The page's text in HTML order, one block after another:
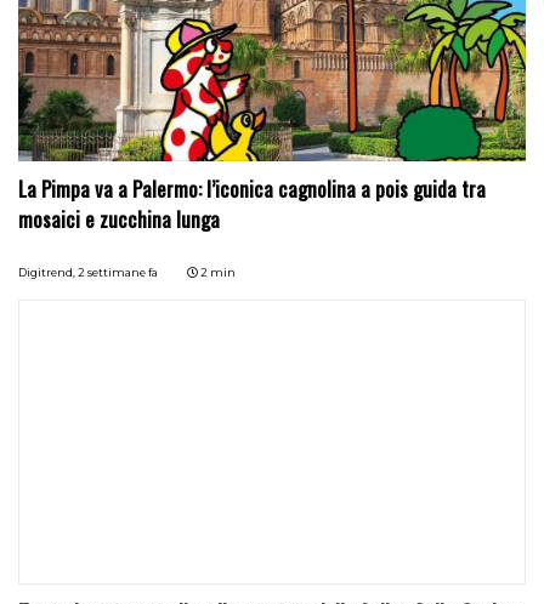
La Pimpa va a Palermo: l’iconica cagnolina a pois guida tra
mosaici e zucchina lunga
Digitrend, 2 settimane fa 2 min